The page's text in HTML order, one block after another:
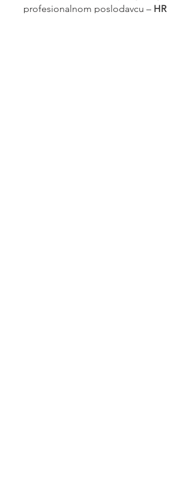
profesionalnom poslodavcu – HR